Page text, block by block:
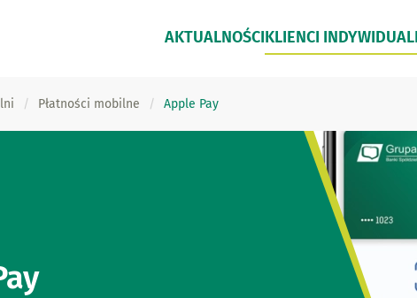
AKTUALNOŚCIKLIENCI
Płatności mobilne Apple Pay